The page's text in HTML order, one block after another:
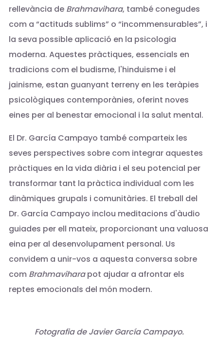
rellevància deBrahmavihara, també conegudes
com a “actituds sublims” o “incommensurables”, i
la seva possible aplicació en la psicologia
moderna. Aquestes pràctiques, essencials en
tradicions com el budisme, l'hinduisme i el
jainisme, estan guanyant terreny en les teràpies
psicològiques contemporànies, oferint noves
eines per al benestar emocional i la salut mental.
El Dr. García Campayo també comparteix les
seves perspectives sobre com integrar aquestes
pràctiques en la vida diària i el seu potencial per
transformar tant la pràctica individual com les
dinàmiques grupals i comunitàries. El treball del
Dr. García Campayo inclou meditacions d'àudio
guiades per ell mateix, proporcionant una valuosa
eina per al desenvolupament personal. Us
convidem a unir-vos a aquesta conversa sobre
com Brahmaviharapot ajudar a afrontar els
reptes emocionals del món modern.
Fotografia de Javier García Campayo.